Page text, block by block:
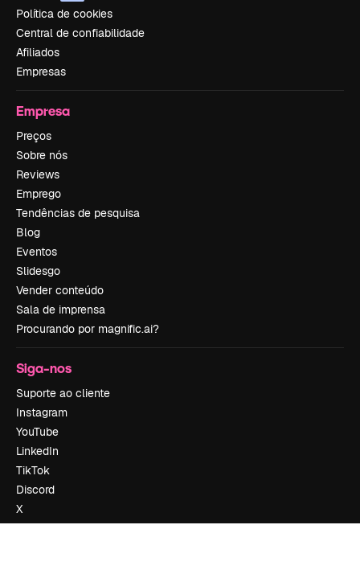
Política de cookies
Central de confiabilidade
Afiliados
Empresas
Empresa
Preços
Sobre nós
Reviews
Emprego
Tendências de pesquisa
Blog
Eventos
Slidesgo
Vender conteúdo
Sala de imprensa
Procurando por magnific.ai?
Siga-nos
Suporte ao cliente
Instagram
YouTube
LinkedIn
TikTok
Discord
X
Reddit